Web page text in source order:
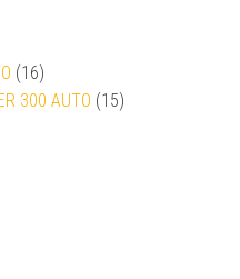
(16)
300 AUTO (15)